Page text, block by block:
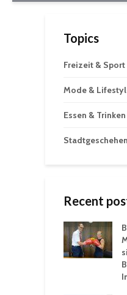
Topics
Freizeit & Sport
Mode &
Essen & Trinken
Stadtgeschehen
Recent